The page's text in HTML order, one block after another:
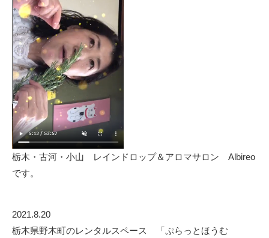
栃木・古河・小山 レインドロップ＆アロマサロン Albireo
です。
2021.8.20
栃木県野木町のレンタルスペース 「ぷらっとほうむ